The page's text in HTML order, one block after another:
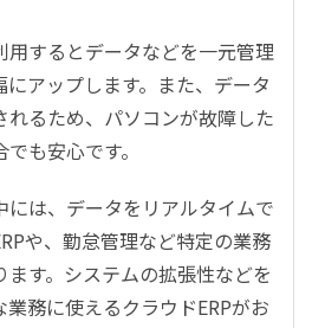
用するとデータなどを一元管理
アップします。また、データ
れるため、パソコンが故障した
も安心です。
には、データをリアルタイムで
や、勤怠管理など特定の業務
す。システムの拡張性などを
務に使えるクラウドERPがお